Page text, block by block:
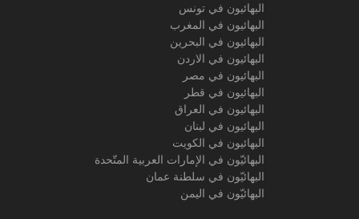
البهائيون في تونس
البهائيون في المغرب
البهائيون في البحرين
البهائيون في الاردن
البهائيون في مصر
البهائيون في قطر
البهائيون في العراق
البهائيون في لبنان
البهائيون في الكويت
البهائيّون في الإمارات العربية المتّحدة
البهائيّون في سلطنة عمان
البهائيّون في اليمن